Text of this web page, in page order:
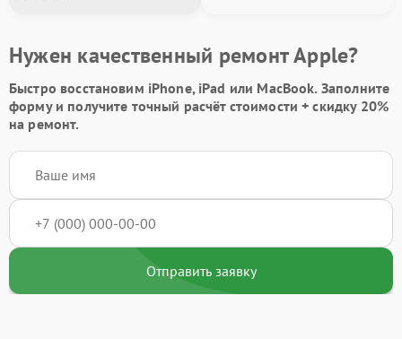
Нужен качественный ремонт Apple?
Быстро восстановим iPhone, iPad или MacBook. Заполните
формуи получите точный расчёт стоимости +скидку 20%
на ремонт.
Отправить заявку